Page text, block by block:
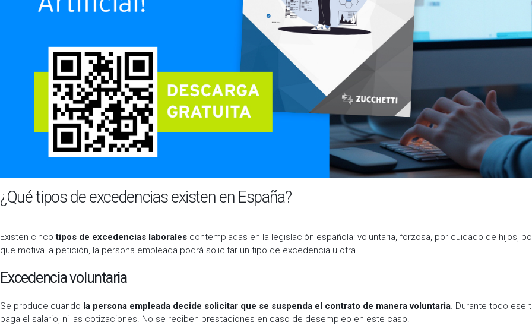
¿Qué tipos de excedencias existen en España?
Existen cincotipos de excedencias laborales contempladas en la legislación española: voluntaria, forzosa, por cuidado de hijos,
que motiva la petición, la persona empleada podrá solicitar un tipo de excedencia u otra.
Excedencia voluntaria
Se produce cuando la persona empleada decide solicitar que se suspenda el contrato de manera voluntaria. Durante todo ese
paga el salario, ni las cotizaciones. No se reciben prestaciones en caso de desempleo en este caso.